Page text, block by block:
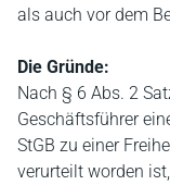
als auch vor dem
Die Gründe:
Nach § 6 Abs. 2
Geschäftsführer
StGB zu einer
verurteilt worden